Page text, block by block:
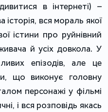
в інтернеті) –
вся мораль якої
істини про руйнівний
й усіх довкола. У
епізодів, але це
що виконує головну
персонажі у фільмі
і вся розповідь якась